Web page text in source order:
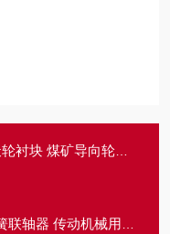
块 煤矿导向轮衬垫
器 传动机械用缓冲配件